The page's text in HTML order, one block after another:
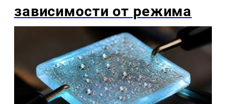
зависимости от режима